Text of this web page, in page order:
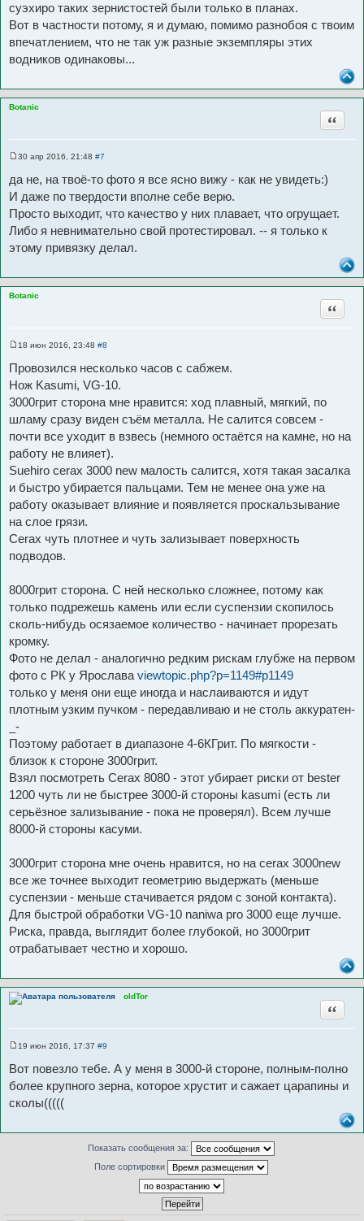
суэхиро таких зернистостей были только в планах.
Вот в частности потому, я и думаю, помимо разнобоя с твоим
впечатлением, что не так уж разные экземпляры этих
водников одинаковы...
Botanic
Цитата
о
щ
е
н
и
30 апр 2016, 21:48 #7
да не, на твоё-то фото я все ясно вижу - как не увидеть:)
И даже по твердости вполне себе верю.
Просто выходит, что качество у них плавает, что огрущает.
Либо я невнимательно свой протестировал. -- я только к
этому привязку делал.
Botanic
Цитата
о
б
щ
е
и
18 июн 2016, 23:48 #8
Провозился несколько часов с сабжем.
Нож Kasumi, VG-10.
3000грит сторона мне нравится: ход плавный, мягкий, по
шламу сразу виден съём металла. Не салится совсем -
почти все уходит в взвесь (немного остаётся на камне, но на
работу не влияет).
Suehiro cerax 3000 new малость салится, хотя такая засалка
и быстро убирается пальцами. Тем не менее она уже на
работу оказывает влияние и появляется проскальзывание
на слое грязи.
Cerax чуть плотнее и чуть зализывает поверхность
подводов.
8000грит сторона. С ней несколько сложнее, потому как
только подрежешь камень или если суспензии скопилось
сколь-нибудь осязаемое количество - начинает прорезать
кромку.
Фото не делал - аналогично редким рискам глубже на первом
фото с РК у Ярослава viewtopic.php?p=1149#p1149
только у меня они еще иногда и наслаиваются и идут
плотным узким пучком - передавливаю и не столь аккуратен-
_-
Поэтому работает в диапазоне 4-6КГрит. По мягкости -
близок к стороне 3000грит.
Взял посмотреть Cerax 8080 - этот убирает риски от bester
1200 чуть ли не быстрее 3000-й стороны kasumi (есть ли
серьёзное зализывание - пока не проверял). Всем лучше
8000-й стороны касуми.
3000грит сторона мне очень нравится, но на cerax 3000new
все же точнее выходит геометрию выдержать (меньше
суспензии - меньше стачивается рядом с зоной контакта).
Для быстрой обработки VG-10 naniwa pro 3000 еще лучше.
Риска, правда, выглядит более глубокой, но 3000грит
отрабатывает честно и хорошо.
oldTor
Цитата
о
б
щ
е
е
19 июн 2016, 17:37 #9
Вот повезло тебе. А у меня в 3000-й стороне, полным-полно
более крупного зерна, которое хрустит и сажает царапины и
сколы(((((
Показать сообщения за:
Поле сортировки